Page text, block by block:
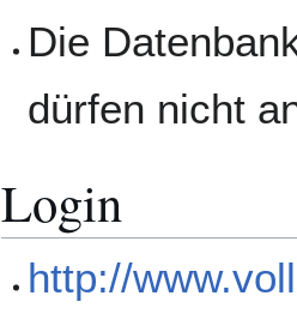
Die
dürfen nicht
Login
http://